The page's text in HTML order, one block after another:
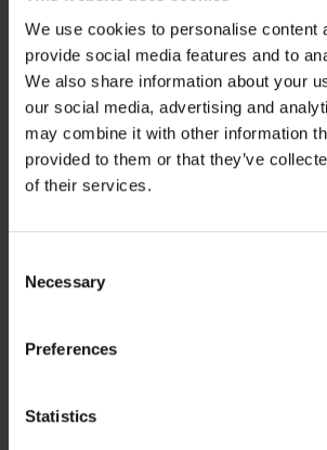
We use cookies to personalise content
provide social media features and to
We also share information about your
our social media, advertising and
may combine it with other information
provided to them or that they’ve
of their services.
Selection
Necessary
Preferences
Statistics
Vragen?